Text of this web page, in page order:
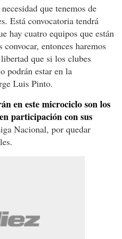
que tenemos de
Está convocatoria tendrá
hay cuatro equipos que están
entonces haremos
que si los clubes
podrán estar en la
Luis Pinto.
en este microciclo son los
participación con sus
Nacional, por quedar